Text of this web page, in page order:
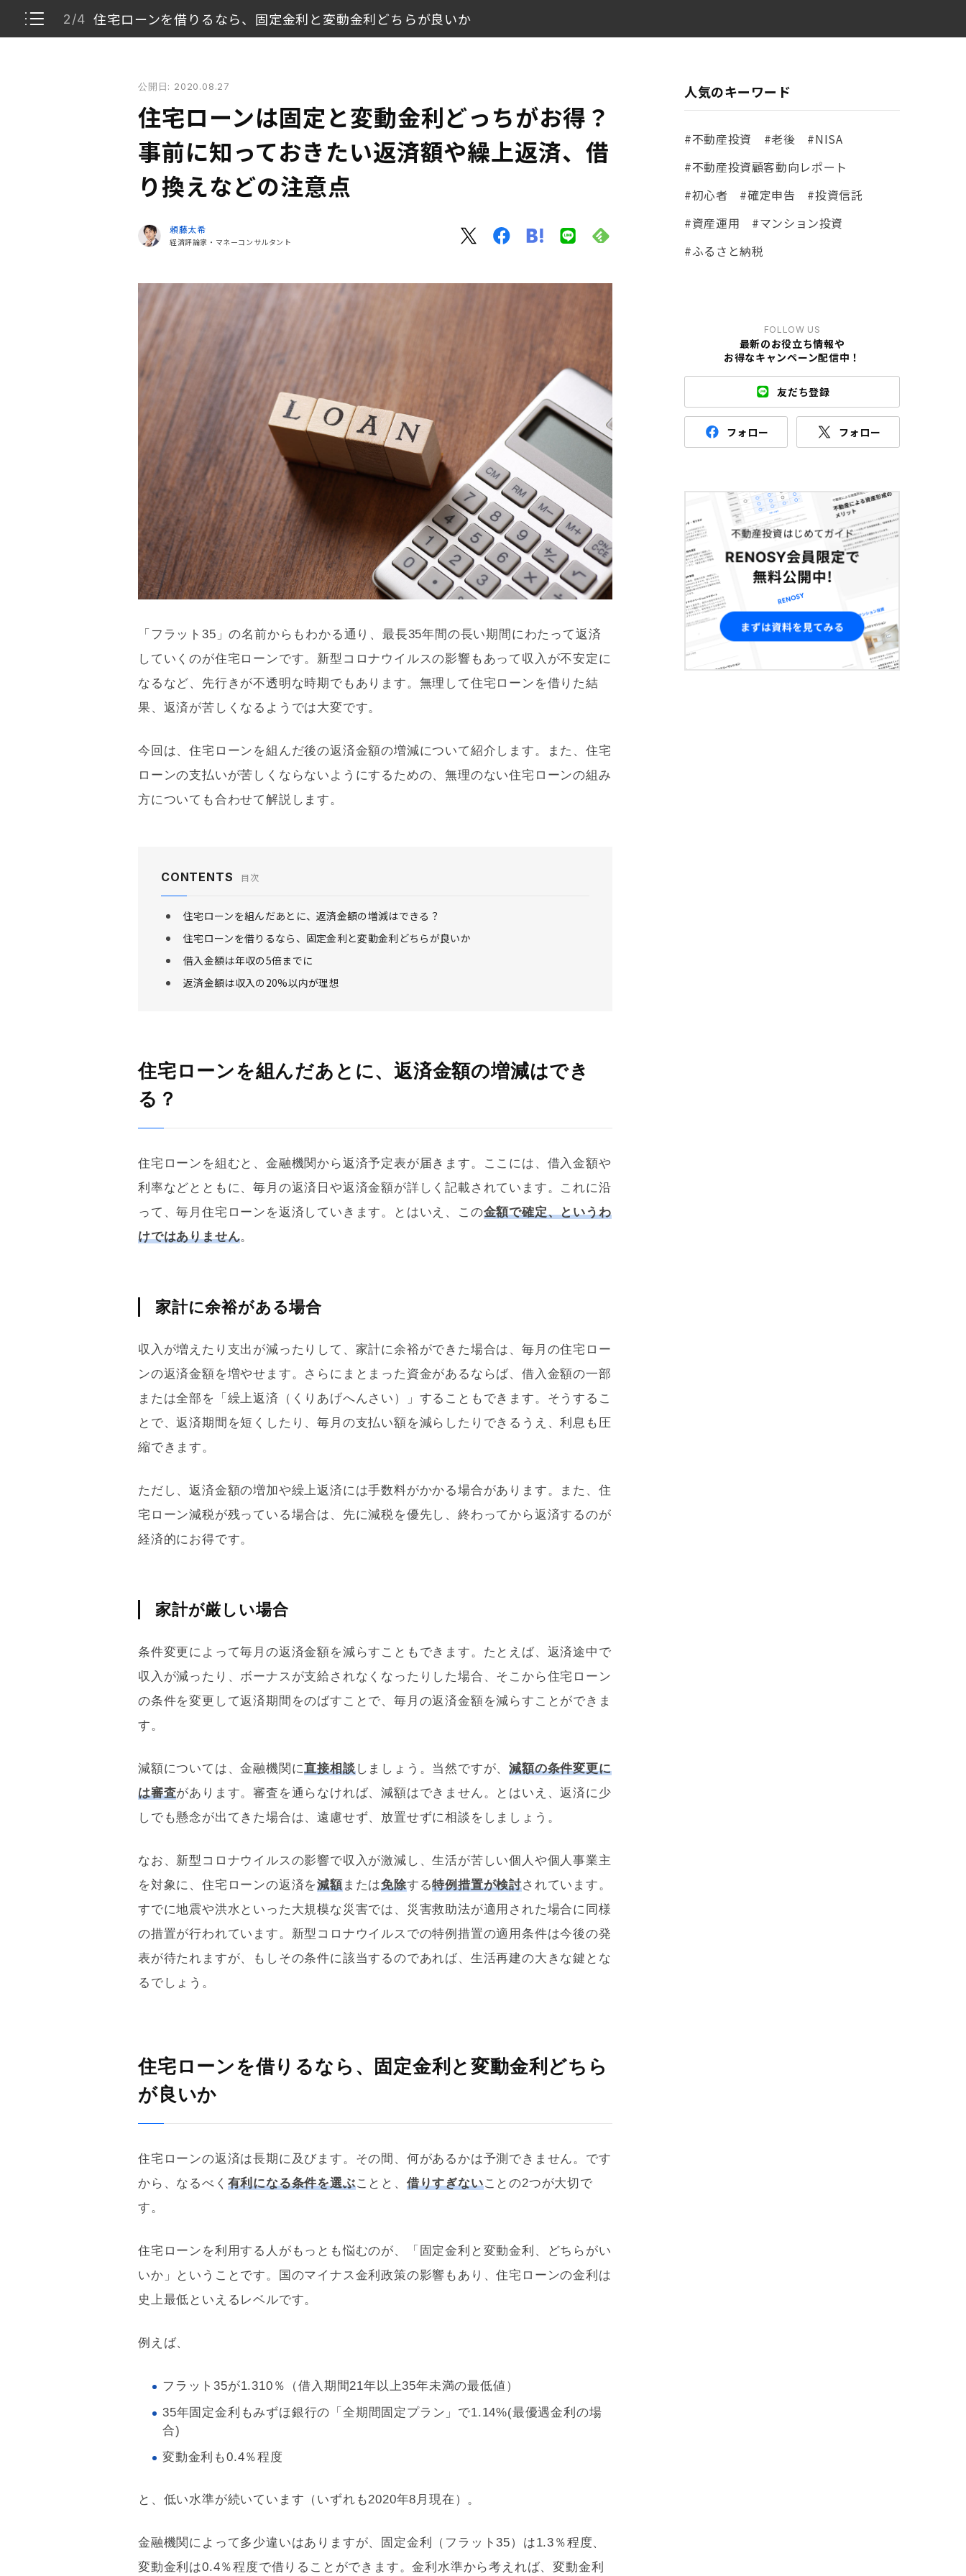
2/4 住宅ローンを借りるなら、固定金利と変動金利どちらが良いか
住宅ローンを組んだあとに、返済金額の増減はできる？
住宅ローンを借りるなら、固定金利と変動金利どちらが良いか
借入金額は年収の5倍までに
公開日: 2020.08.27
住宅ローンは固定と変動金利どっちがお得？
事前に知っておきたい返済額や繰上返済、借
り換えなどの注意点
頼藤太希
経済評論家・マネーコンサルタント
「 フラット35 」の名前からもわかる通り、最長35年間の長い期間にわたって返済
していくのが住宅ローンです。新型コロナウイルスの影響もあって収入が不安定に
なるなど、先行きが不透明な時期でもあります。無理して住宅ローン を借りた結
果、返済が苦しくなるようでは大変です。
今回は、住宅ローン を組んだ後の返済金額の増減について紹介します。また、住宅
ローンの支払いが苦しくならないようにするための、無理のない住宅ローンの組み
方についても合わせて解説します。
CONTENTS 目次
住宅ローンを組んだあとに、返済金額の増減はできる？
住宅ローンを借りるなら、固定金利と変動金利どちらが良いか
借入金額は年収の5倍までに
返済金額は収入の20%以内が理想
住宅ローンを組んだあとに、返済金額の増減はでき
る？
住宅ローン を組むと、金融機関から返済予定表が届きます。ここには、借入金額や
利率などとともに、毎月の返済日や返済金額が詳しく記載されています。これに沿
って、毎月 住宅ローン を返済していきます。とはいえ、この金額で確定、というわ
けではありません。
家計に余裕がある場合
収入が増えたり支出が減ったりして、家計に余裕ができた場合は、毎月の住宅ロー
ンの返済金額を増やせます。さらにまとまった資金があるならば、借入金額の一部
または全部を「 繰上返済 （くりあげへんさい）」することもできます。そうするこ
とで、返済期間を短くしたり、毎月の支払い額を減らしたりできるうえ、利息も圧
縮できます。
ただし、返済金額の増加や繰上返済には手数料がかかる場合があります。また、 住
宅ローン減税が残っている場合は、先に減税を優先し、終わってから返済するのが
経済的にお得です。
家計が厳しい場合
条件変更によって毎月の返済金額を減らすこともできます。たとえば、返済途中で
収入が減ったり、ボーナスが支給されなくなったりした場合、そこから住宅ローン
の条件を変更して返済期間をのばすことで、毎月の返済金額を減らすことができま
す。
減額については、金融機関に直接相談しましょう。当然ですが、減額の条件変更に
は審査があります。審査を通らなければ、減額はできません。とはいえ、返済に少
しでも懸念が出てきた場合は、遠慮せず、放置せずに相談をしましょう。
なお、新型コロナウイルスの影響で収入が激減し、生活が苦しい個人や個人事業主
を対象に、 住宅ローンの返済を減額または免除する特例措置が検討されています。
すでに地震や洪水といった大規模な災害では、災害救助法が適用された場合に同様
の措置が行われています。新型コロナウイルスでの特例措置の適用条件は今後の発
表が待たれますが、もしその条件に該当するのであれば、生活再建の大きな鍵とな
るでしょう。
住宅ローンを借りるなら、固定金利と変動金利どちら
が良いか
住宅ローンの返済は長期に及びます。その間、何があるかは予測できません。です
から、なるべく 有利になる条件を選ぶことと、 借りすぎないことの2つが大切で
す。
住宅ローン を利用する人がもっとも悩むのが、「固定金利と変動金利、どちらがい
いか」ということです。国のマイナス金利政策の影響もあり、住宅ローンの金利は
史上最低といえるレベルです。
例えば、
フラット35が1.310％（借入期間21年以上35年未満の最低値）
35年固定金利もみずほ銀行の「全期間固定プラン」で1.14%(最優遇金利の場
合)
変動金利も0.4％程度
と、低い水準が続いています（いずれも2020年8月現在）。
金融機関によって多少違いはありますが、固定金利（ フラット35）は1.3％程度、
変動金利は0.4％程度で借りることができます。金利水準から考えれば、変動金利
人気のキーワード
#不動産投資 #老後
#NISA
#不動産投資顧客動向レポート
#初心者
#確定申告
#投資信託
#資産運用
#マンション投資
#ふるさと納税
FOLLOW US
最新のお役立ち情報や
お得なキャンペーン配信中！
友だち登録
フォロー フォロー